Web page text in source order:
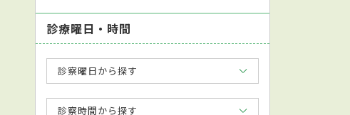
診療曜日・時間
診察曜日から探す
診察時間から探す